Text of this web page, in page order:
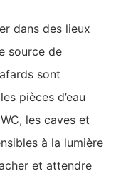
dans des lieux
source de
sont
pièces d’eau
les caves et
à la lumière
et attendre